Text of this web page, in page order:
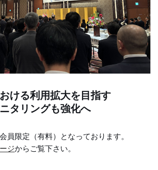
ける利用拡大を目指す
タリングも強化へ
員限定（有料）となっております。
ジからご覧下さい。